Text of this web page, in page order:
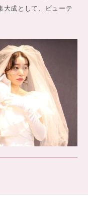
大成として、ビューテ